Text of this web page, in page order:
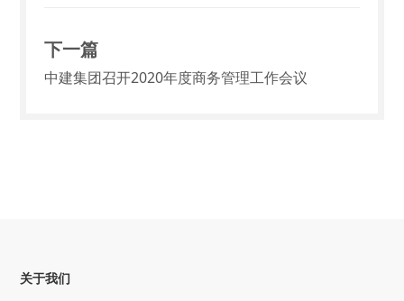
下一篇
中建集团召开2020年度商务管理工作会议
关于我们